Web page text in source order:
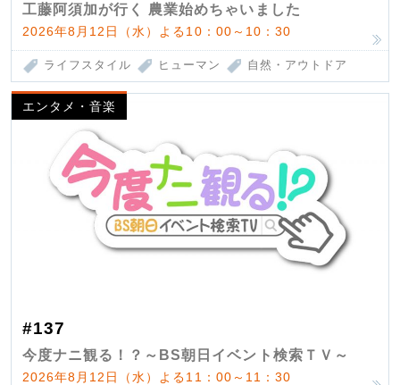
工藤阿須加が行く 農業始めちゃいました
2026年8月12日（水）よる10：00～10：30
ライフスタイル ヒューマン 自然・アウトドア
エンタメ・音楽
#137
今度ナニ観る！？～BS朝日イベント検索ＴＶ～
2026年8月12日（水）よる11：00～11：30